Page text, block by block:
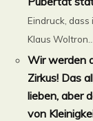
Eindruck,
Klaus Woltron...
Wir werden
Zirkus! Das
lieben, aber
von